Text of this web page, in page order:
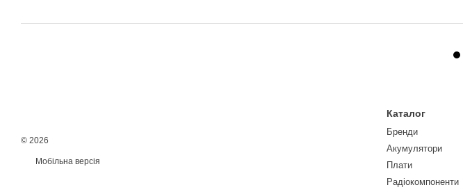
© 2026
Мобільна версія
Каталог
Бренди
Акумулятори
Плати
Радіокомпоненти